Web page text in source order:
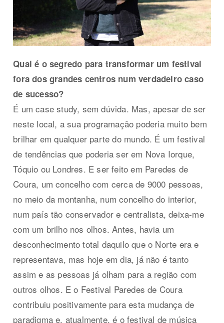
Qual é o segredo para transformar um festival
fora dos grandes centros num verdadeiro caso
de sucesso?
É um case study, sem dúvida. Mas, apesar de ser
neste local, a sua programação poderia muito bem
brilhar em qualquer parte do mundo. É um festival
de tendências que poderia ser em Nova Iorque,
Tóquio ou Londres. E ser feito em Paredes de
Coura, um concelho com cerca de 9000 pessoas,
no meio da montanha, num concelho do interior,
num país tão conservador e centralista, deixa-me
com um brilho nos olhos. Antes, havia um
desconhecimento total daquilo que o Norte era e
representava, mas hoje em dia, já não é tanto
assim e as pessoas já olham para a região com
outros olhos. E o Festival Paredes de Coura
contribuiu positivamente para esta mudança de
paradigma e, atualmente, é o festival de música